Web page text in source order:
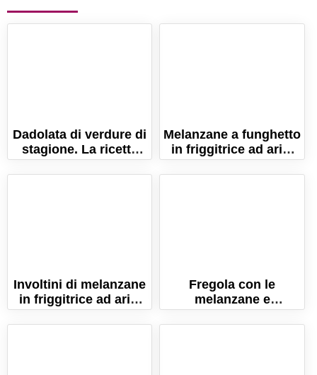
Dadolata di verdure di
stagione. La ricetta
per un piatto di
benessere!
Melanzane a funghetto
in friggitrice ad aria.
La ricetta leggera e
gustosa!
Involtini di melanzane
in friggitrice ad aria.
La ricetta light!
Fregola con le
melanzane e
pomodorini. La ricetta
sarda!